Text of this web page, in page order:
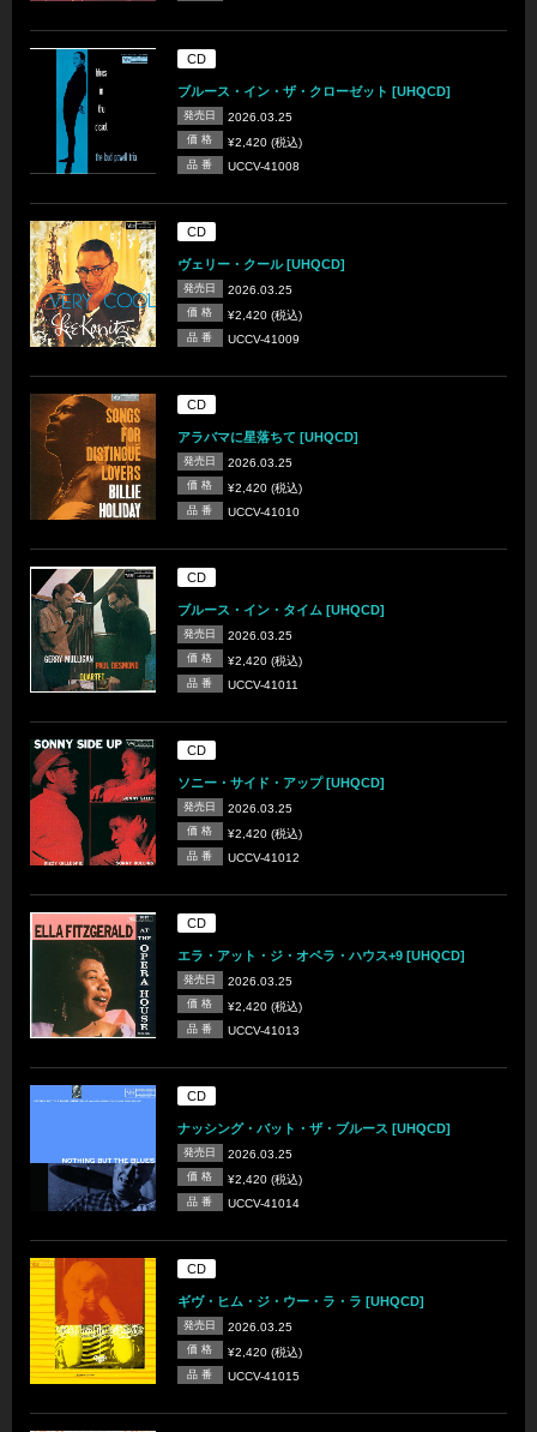
CD
ブルース・イン・ザ・クローゼット [UHQCD]
発売日 2026.03.25
価 格 ¥2,420 (税込)
品 番 UCCV-41008
CD
ヴェリー・クール [UHQCD]
発売日 2026.03.25
価 格 ¥2,420 (税込)
品 番 UCCV-41009
CD
アラバマに星落ちて [UHQCD]
発売日 2026.03.25
価 格 ¥2,420 (税込)
品 番 UCCV-41010
CD
ブルース・イン・タイム [UHQCD]
発売日 2026.03.25
価 格 ¥2,420 (税込)
品 番 UCCV-41011
CD
ソニー・サイド・アップ [UHQCD]
発売日 2026.03.25
価 格 ¥2,420 (税込)
品 番 UCCV-41012
CD
エラ・アット・ジ・オペラ・ハウス+9 [UHQCD]
発売日 2026.03.25
価 格 ¥2,420 (税込)
品 番 UCCV-41013
CD
ナッシング・バット・ザ・ブルース [UHQCD]
発売日 2026.03.25
価 格 ¥2,420 (税込)
品 番 UCCV-41014
CD
ギヴ・ヒム・ジ・ウー・ラ・ラ [UHQCD]
発売日 2026.03.25
価 格 ¥2,420 (税込)
品 番 UCCV-41015